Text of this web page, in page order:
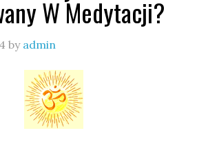
W Medytacji?
by admin